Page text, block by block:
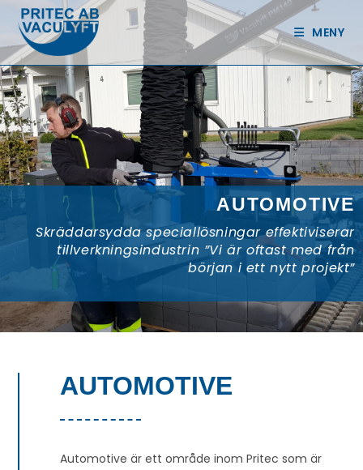
MENY
AUTOMOTIVE
Skräddarsydda speciallösningar effektiviserar
tillverkningsindustrin ”Vi är oftast med från
början i ett nytt projekt”
AUTOMOTIVE
Automotive är ett område inom Pritec som är